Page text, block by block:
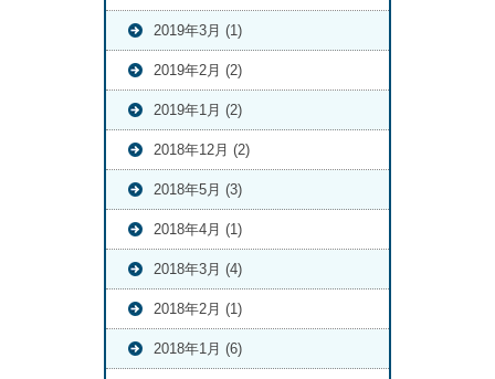
2019年3月 (1)
2019年2月 (2)
2019年1月 (2)
2018年12月 (2)
2018年5月 (3)
2018年4月 (1)
2018年3月 (4)
2018年2月 (1)
2018年1月 (6)